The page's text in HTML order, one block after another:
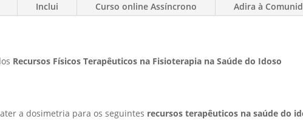
Inclui Curso online Assíncrono Adira à
Recursos Físicos Terapêuticos na Fisioterapia na Saúde do Idoso
a dosimetria para os seguintes recursos terapêuticos na saúde do